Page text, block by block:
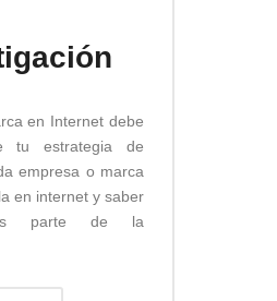
en Internet debe
tu estrategia de
empresa o marca
en internet y saber
parte de la